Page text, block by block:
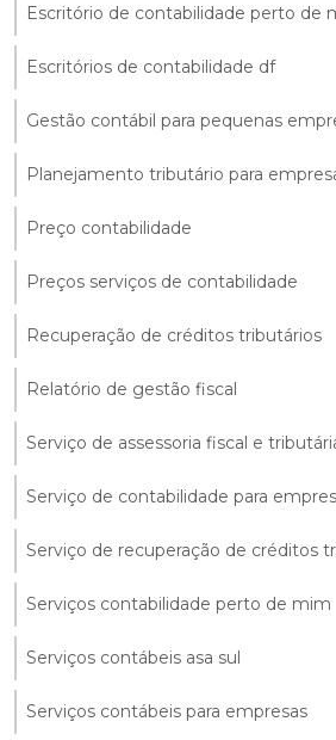
Escritório de contabilidade perto de
Escritórios de contabilidade df
Gestão contábil para pequenas
Planejamento tributário para
Preço contabilidade
Preços serviços de contabilidade
Recuperação de créditos tributários
Relatório de gestão fiscal
Serviço de assessoria fiscal e
Serviço de contabilidade para
Serviço de recuperação de créditos
Serviços contabilidade perto de mim
Serviços contábeis asa sul
Serviços contábeis para empresas